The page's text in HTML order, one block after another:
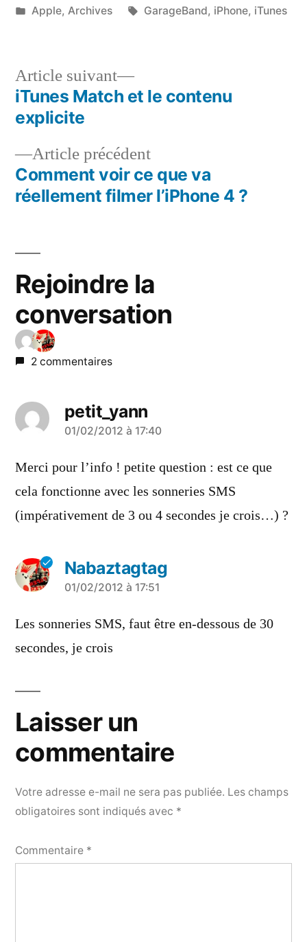
par
Publié
Apple, Archives Étiquettes :
GarageBand, iPhone, iTunes
Navigation
l’article
Article précédentArticle
précédent :
Comment voir ce que va
réellement filmer l’iPhone 4 ?
Article suivant
Article
suivant :
iTunes Match et le contenu
explicite
Rejoindre la
conversation
2 commentaires
petit_yann
a
dit :
01/02/2012 à 17:40
Merci pour l’info ! petite question : est ce que
cela fonctionne avec les sonneries SMS
(impérativement de 3 ou 4 secondes je crois…) ?
Nabaztagtag
a
dit :
01/02/2012 à 17:51
Les sonneries SMS, faut être en-dessous de 30
secondes, je crois
Laisser un
commentaire
Votre adresse e-mail ne sera pas publiée. Les champs
obligatoires sont indiqués avec *
Commentaire *